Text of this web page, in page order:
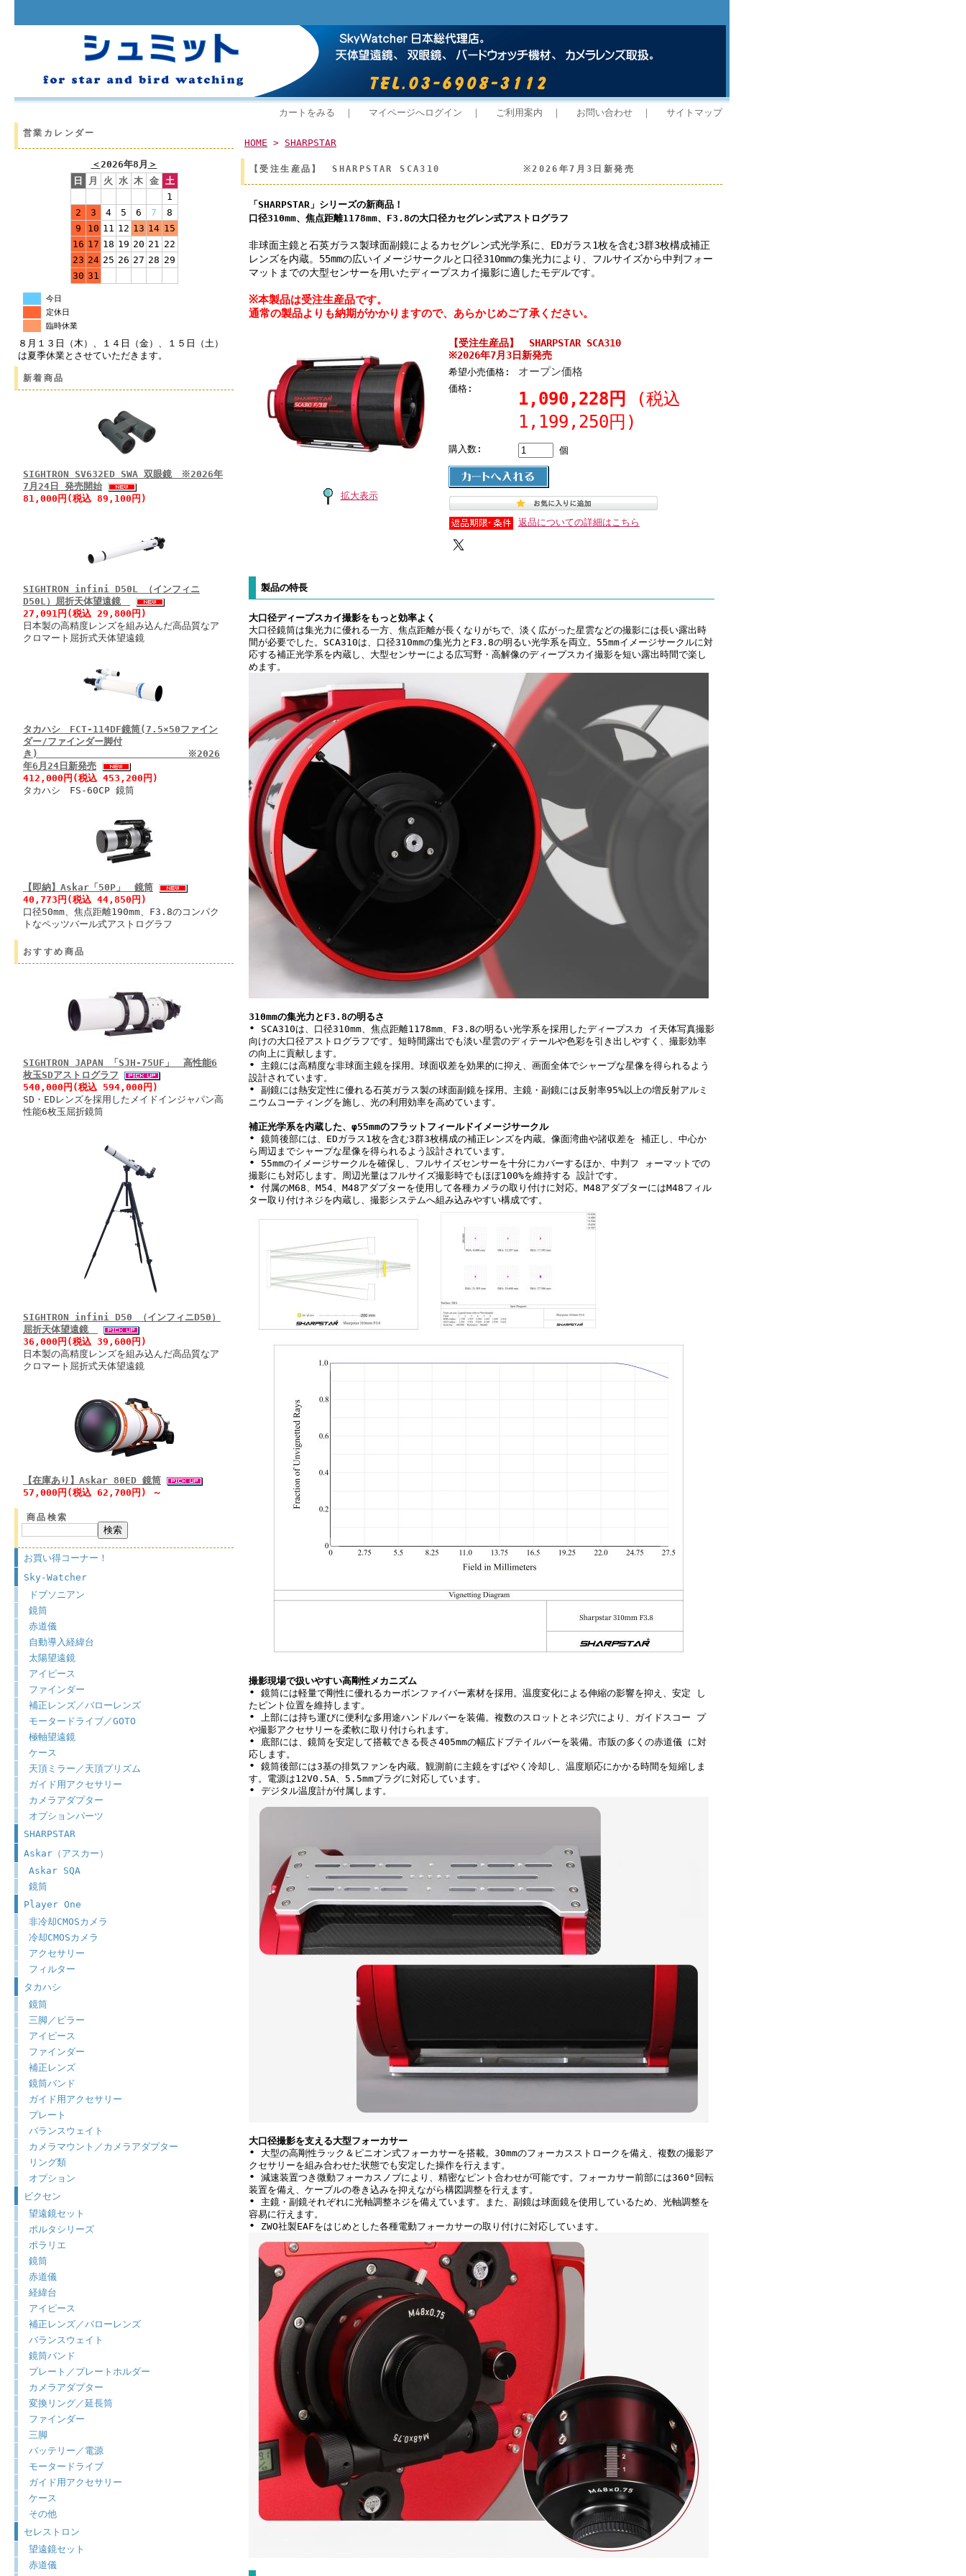
カートをみる ｜ マイページへログイン ｜ ご利用案内 ｜ お問い合わせ ｜ サイトマップ
営業カレンダー
＜2026年8月 ＞
日
月 火 水 木 金
土
1
2
3 4 5 6 7
8
9
10 11 12 13 14 15
16 17 18 19 20 21 22
23 24 25 26 27 28 29
30 31
今日
定休日
臨時休業
８月１３日（木）、１４日（金）、１５日（土）
は夏季休業とさせていただきます。
新着商品
SIGHTRON SV632ED SWA 双眼鏡 ※2026年
7月24日 発売開始
81,000円(税込 89,100円)
SIGHTRON infini D50L （インフィニ
D50L）屈折天体望遠鏡
27,091円(税込 29,800円)
日本製の高精度レンズを組み込んだ高品質なア
クロマート屈折式天体望遠鏡
タカハシ FCT-114DF鏡筒(7.5×50ファイン
ダー/ファインダー脚付
き) ※2026
年6月24日新発売
412,000円(税込 453,200円)
タカハシ FS-60CP 鏡筒
【即納】Askar「50P」 鏡筒
40,773円(税込 44,850円)
口径50mm、焦点距離190mm、F3.8のコンパク
トなペッツバール式アストログラフ
おすすめ商品
SIGHTRON JAPAN 「SJH-75UF」 高性能6
枚玉SDアストログラフ
540,000円(税込 594,000円)
SD・EDレンズを採用したメイドインジャパン高
性能6枚玉屈折鏡筒
SIGHTRON infini D50 （インフィニD50）
屈折天体望遠鏡
36,000円(税込 39,600円)
日本製の高精度レンズを組み込んだ高品質なア
クロマート屈折式天体望遠鏡
【在庫あり】Askar 80ED 鏡筒
57,000円(税込 62,700円) ～
商品検索
お買い得コーナー！
Sky-Watcher
ドブソニアン
鏡筒
赤道儀
自動導入経緯台
太陽望遠鏡
アイピース
ファインダー
補正レンズ／バローレンズ
モータードライブ／GOTO
極軸望遠鏡
ケース
天頂ミラー／天頂プリズム
ガイド用アクセサリー
カメラアダプター
オプションパーツ
SHARPSTAR
Askar（アスカー）
Askar SQA
鏡筒
Player One
非冷却CMOSカメラ
冷却CMOSカメラ
アクセサリー
フィルター
タカハシ
鏡筒
三脚／ピラー
アイピース
ファインダー
補正レンズ
鏡筒バンド
ガイド用アクセサリー
プレート
バランスウェイト
カメラマウント／カメラアダプター
リング類
オプション
ビクセン
望遠鏡セット
ポルタシリーズ
ポラリエ
鏡筒
赤道儀
経緯台
アイピース
補正レンズ／バローレンズ
バランスウェイト
鏡筒バンド
プレート／プレートホルダー
カメラアダプター
変換リング／延長筒
ファインダー
三脚
バッテリー／電源
モータードライブ
ガイド用アクセサリー
ケース
その他
セレストロン
望遠鏡セット
赤道儀
HOME > SHARPSTAR
【受注生産品】 SHARPSTAR SCA310 ※2026年7月3日新発売
「SHARPSTAR」シリーズの新商品！
口径310mm、焦点距離1178mm、F3.8の大口径カセグレン式アストログラフ
非球面主鏡と石英ガラス製球面副鏡によるカセグレン式光学系に、EDガラス1枚を含む3群3枚構成補正
レンズを内蔵。55mmの広いイメージサークルと口径310mmの集光力により、フルサイズから中判フォー
マットまでの大型センサーを用いたディープスカイ撮影に適したモデルです。
※本製品は受注生産品です。
通常の製品よりも納期がかかりますので、あらかじめご了承ください。
拡大表示
【受注生産品】 SHARPSTAR SCA310
※2026年7月3日新発売
希望小売価格: オープン価格
価格:
1,090,228円
(税込
1,199,250円)
購入数: 個
返品についての詳細はこちら
製品の特長
大口径ディープスカイ撮影をもっと効率よく
大口径鏡筒は集光力に優れる一方、焦点距離が長くなりがちで、淡く広がった星雲などの撮影には長い露出時
間が必要でした。SCA310は、口径310mmの集光力とF3.8の明るい光学系を両立。55mmイメージサークルに対
応する補正光学系を内蔵し、大型センサーによる広写野・高解像のディープスカイ撮影を短い露出時間で楽し
めます。
310mmの集光力とF3.8の明るさ
•
SCA310は、口径310mm、焦点距離1178mm、F3.8の明るい光学系を採用したディープスカ イ天体写真撮影
向けの大口径アストログラフです。短時間露出でも淡い星雲のディテールや色彩を引き出しやすく、撮影効率
の向上に貢献します。
•
主鏡には高精度な非球面主鏡を採用。球面収差を効果的に抑え、画面全体でシャープな星像を得られるよう
設計されています。
•
副鏡には熱安定性に優れる石英ガラス製の球面副鏡を採用。主鏡・副鏡には反射率95%以上の増反射アルミ
ニウムコーティングを施し、光の利用効率を高めています。
補正光学系を内蔵した、φ55mmのフラットフィールドイメージサークル
•
鏡筒後部には、EDガラス1枚を含む3群3枚構成の補正レンズを内蔵。像面湾曲や諸収差を 補正し、中心か
ら周辺までシャープな星像を得られるよう設計されています。
•
55mmのイメージサークルを確保し、フルサイズセンサーを十分にカバーするほか、中判フ ォーマットでの
撮影にも対応します。周辺光量はフルサイズ撮影時でもほぼ100%を維持する 設計です。
•
付属のM68、M54、M48アダプターを使用して各種カメラの取り付けに対応。M48アダプターにはM48フィル
ター取り付けネジを内蔵し、撮影システムへ組み込みやすい構成です。
撮影現場で扱いやすい高剛性メカニズム
•
鏡筒には軽量で剛性に優れるカーボンファイバー素材を採用。温度変化による伸縮の影響を抑え、安定 し
たピント位置を維持します。
•
上部には持ち運びに便利な多用途ハンドルバーを装備。複数のスロットとネジ穴により、ガイドスコー プ
や撮影アクセサリーを柔軟に取り付けられます。
•
底部には、鏡筒を安定して搭載できる長さ405mmの幅広ドブテイルバーを装備。市販の多くの赤道儀 に対
応します。
•
鏡筒後部には3基の排気ファンを内蔵。観測前に主鏡をすばやく冷却し、温度順応にかかる時間を短縮しま
す。電源は12V0.5A、5.5mmプラグに対応しています。
• デジタル温度計が付属します。
大口径撮影を支える大型フォーカサー
•
大型の高剛性ラック＆ピニオン式フォーカサーを搭載。30mmのフォーカスストロークを備え、複数の撮影ア
クセサリーを組み合わせた状態でも安定した操作を行えます。
•
減速装置つき微動フォーカスノブにより、精密なピント合わせが可能です。フォーカサー前部には360°回転
装置を備え、ケーブルの巻き込みを抑えながら構図調整を行えます。
•
主鏡・副鏡それぞれに光軸調整ネジを備えています。また、副鏡は球面鏡を使用しているため、光軸調整を
容易に行えます。
• ZWO社製EAFをはじめとした各種電動フォーカサーの取り付けに対応しています。